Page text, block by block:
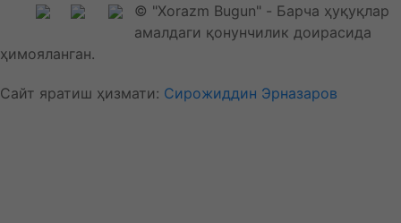
© "Xorazm Bugun" - Барча ҳуқуқлар
амалдаги қонунчилик доирасида
ҳимояланган.
Сайт яратиш ҳизмати: Сирожиддин Эрназаров